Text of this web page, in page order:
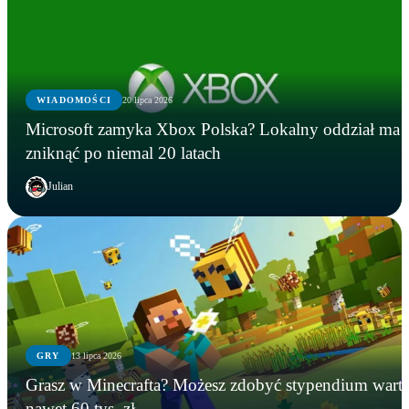
WIADOMOŚCI 20 lipca 2026
Microsoft zamyka Xbox Polska? Lokalny oddział ma
zniknąć po niemal 20 latach
Julian
GRY 13 lipca 2026
Grasz w Minecrafta? Możesz zdobyć stypendium warte
GRY
WIADOMOŚCI
GRY